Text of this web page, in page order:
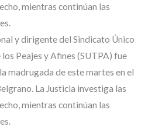
mientras continúan las
y dirigente del Sindicato Único
Peajes y Afines (SUTPA) fue
madrugada de este martes en el
La Justicia investiga las
mientras continúan las